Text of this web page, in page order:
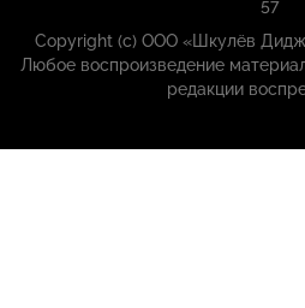
57
Copyright (с) ООО «Шкулёв
Любое воспроизведение
редакции